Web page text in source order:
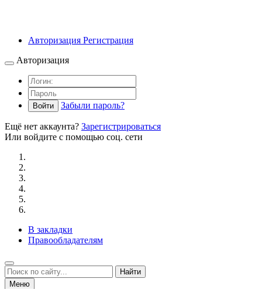
Авторизация Регистрация
Авторизация
Войти Забыли пароль?
Ещё нет аккаунта? Зарегистрироваться
Или войдите с помощью соц. сети
В закладки
Правообладателям
Найти
Меню